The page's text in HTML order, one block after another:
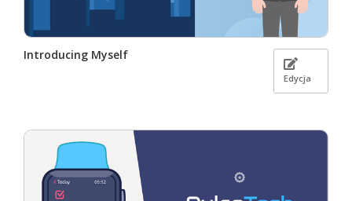
Introducing Myself
Edycja